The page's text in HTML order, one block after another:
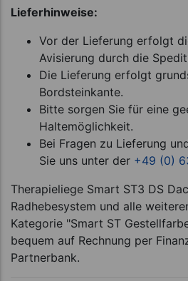
Lieferhinweise:
Vor der Lieferung erfolgt
Avisierung durch die
Die Lieferung erfolgt
Bordsteinkante.
Bitte sorgen Sie für eine
Haltemöglichkeit.
Bei Fragen zu Lieferung
Sie uns unter der +49 (0)
Therapieliege Smart ST3 DS
Radhebesystem und alle
Kategorie "Smart ST
bequem auf Rechnung per
Partnerbank.